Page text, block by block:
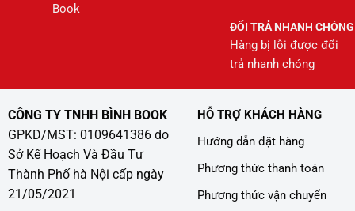
Book
ĐỔI TRẢ NHANH CHÓNG
Hàng bị lỗi được đổi
trả nhanh chóng
CÔNG TY TNHH BÌNH BOOK
GPKD/MST: 0109641386 do
Sở Kế Hoạch Và Đầu Tư
Thành Phố hà Nội cấp ngày
21/05/2021
HỖ TRỢ KHÁCH HÀNG
Hướng dẫn đặt hàng
Phương thức thanh toán
Phương thức vận chuyển